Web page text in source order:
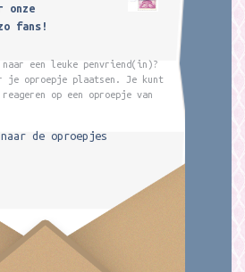
onze
fans!
een leuke penvriend(in)?
je oproepje plaatsen. Je kunt
op een oproepje van
naar de oproepjes